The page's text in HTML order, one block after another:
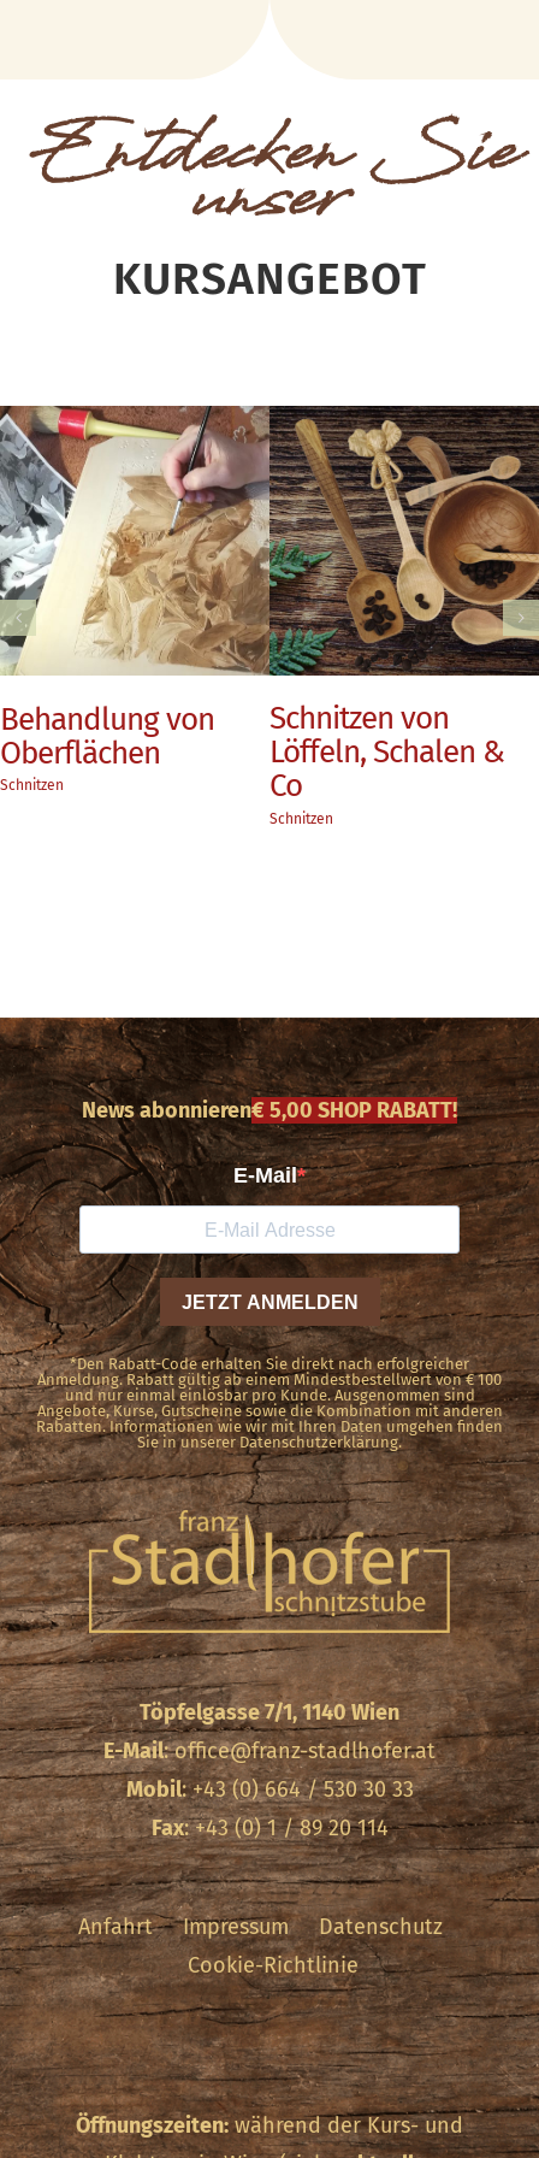
Entdecken Sie
unser
KURSANGEBOT
von
Schnitzen von
Löffeln, Schalen &
Co
Schnitzen
News abonnieren€ 5,00 SHOP RABATT!
*Den Rabatt-Code erhalten Sie direkt nach erfolgreicher
Anmeldung. Rabatt gültig ab einem Mindestbestellwert von € 100
und nur einmal einlösbar pro Kunde. Ausgenommen sind
Angebote, Kurse, Gutscheine sowie die Kombination mit anderen
Rabatten. Informationen wie wir mit Ihren Daten umgehen finden
Sie in unserer Datenschutzerklärung.
Töpfelgasse 7/1, 1140 Wien
E-Mail:office@franz-stadlhofer.at
Mobil: +43 (0) 664 / 530 30 33
Fax: +43 (0) 1 / 89 20 114
Anfahrt Impressum
Datenschutz
Cookie-Richtlinie
Öffnungszeiten:während der Kurs- und